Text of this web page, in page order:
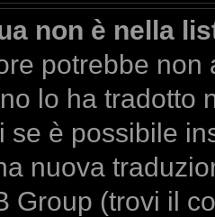
non è nella
potrebbe
lo ha tradotto
se è possibile
nuova
Group (trovi il